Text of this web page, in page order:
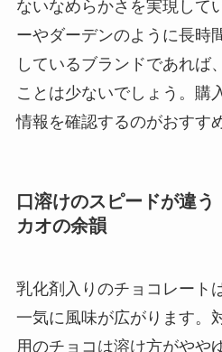
ないなめらかさを実現して
ーやダーデンのように長時
しているブランドであれば
ことは少ないでしょう。購
情報を確認するのがおすす
口溶けのスピードが違
カオの余韻
乳化剤入りのチョコレート
一気に風味が広がります。
用のチョコは溶け方がやや